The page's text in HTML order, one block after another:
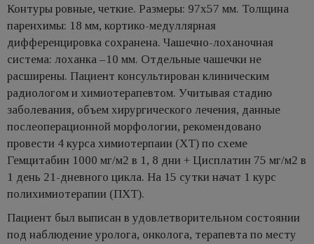
Контуры ровные, четкие. Размеры: 97х57 мм. Толщина
паренхимы: 18 мм, кортико-медуллярная
дифференцировка сохранена. Чашечно-лоханочная
система: лоханка –10 мм. Отдельные чашечки не
расширены. Пациент консультирован клиническим
радиологом и химиотерапевтом. Учитывая стадию
заболевания, объем хирургического лечения, данные
послеоперационной морфологии, рекомендовано
провести 4 курса химиотерпаии (ХТ) по схеме
Гемцитабин 1000 мг/м2 в 1, 8 дни + Цисплатин 75 мг/м2 в
1 день 21-дневного цикла. На 15 сутки начат 1 курс
полихимиотерапии (ПХТ).
Пациент был выписан в удовлетворительном состоянии
под наблюдение уролога, онколога, терапевта по месту